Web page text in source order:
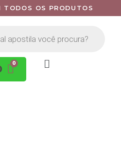
TODOS OS PRODUTOS